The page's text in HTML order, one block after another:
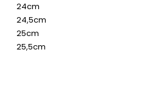
24cm
24,5cm
25cm
25,5cm